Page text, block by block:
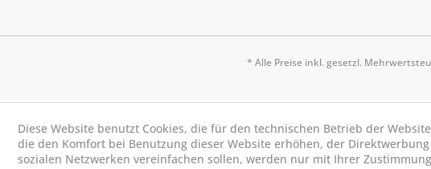
* Alle Preise inkl. gesetzl.
Diese Website benutzt Cookies, die für den technischen Betrieb der
die den Komfort bei Benutzung dieser Website erhöhen, der
sozialen Netzwerken vereinfachen sollen, werden nur mit Ihrer